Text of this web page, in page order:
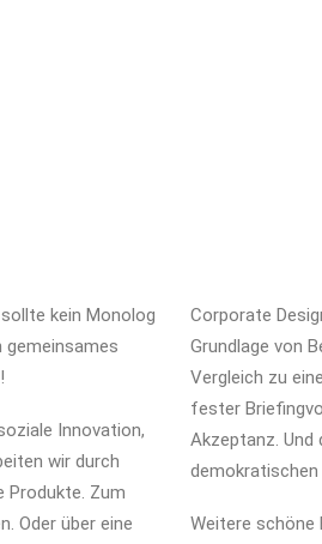
kein Monolog
gemeinsames
Innovation,
wir durch
Produkte. Zum
Oder über eine
Corporate
Grundlage von
Vergleich zu
fester
Akzeptanz. Und
demokratischen
Weitere schöne